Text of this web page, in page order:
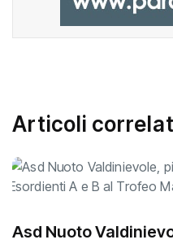
Articoli
Asd Nuoto